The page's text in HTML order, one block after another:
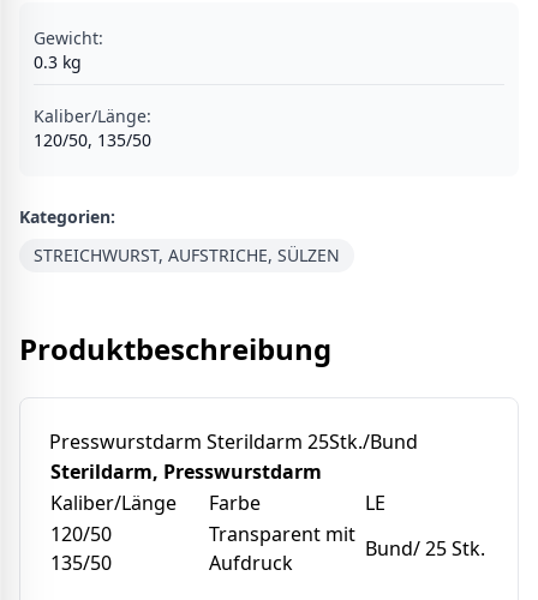
Gewicht:
0.3 kg
Kaliber/Länge:
120/50, 135/50
Kategorien:
STREICHWURST, AUFSTRICHE, SÜLZEN
Produktbeschreibung
Presswurstdarm Sterildarm 25Stk./Bund
Sterildarm, Presswurstdarm
Kaliber/Länge
Farbe
LE
120/50
135/50
Transparent mit
Aufdruck
Bund/ 25 Stk.